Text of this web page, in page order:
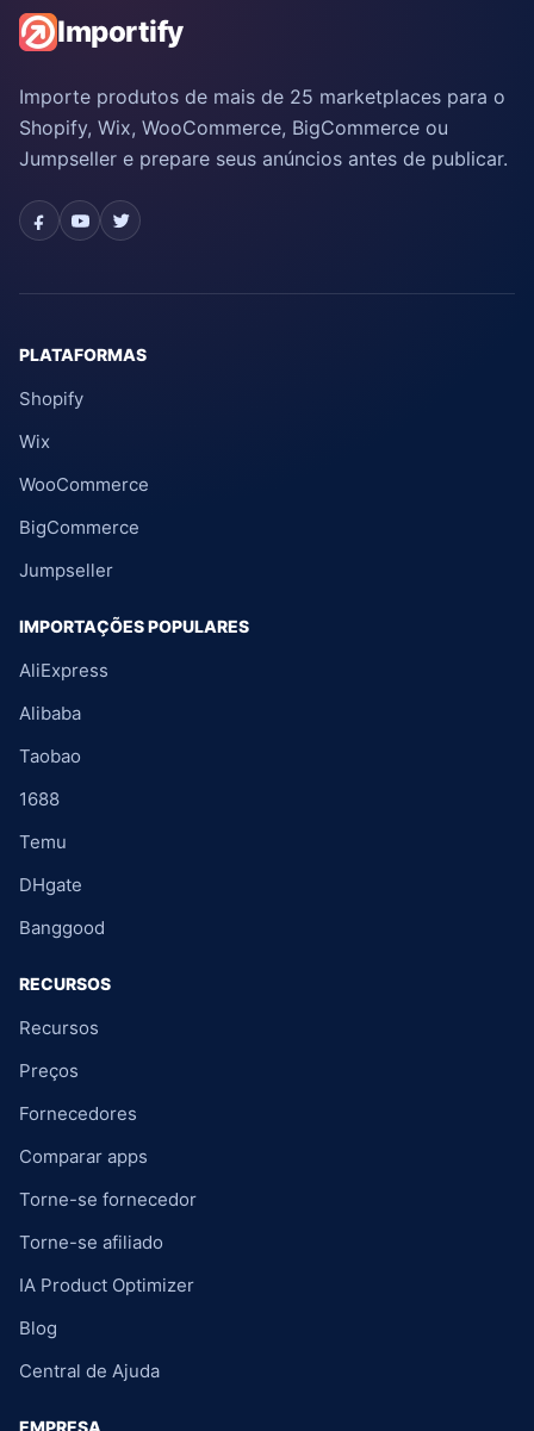
Importify
Importe produtos de mais de 25 marketplaces para o
Shopify, Wix, WooCommerce, BigCommerce ou
Jumpseller e prepare seus anúncios antes de publicar.
PLATAFORMAS
Shopify
Wix
WooCommerce
BigCommerce
Jumpseller
IMPORTAÇÕES POPULARES
AliExpress
Alibaba
Taobao
1688
Temu
DHgate
Banggood
RECURSOS
Recursos
Preços
Fornecedores
Comparar apps
Torne-se fornecedor
Torne-se afiliado
IA Product Optimizer
Blog
Central de Ajuda